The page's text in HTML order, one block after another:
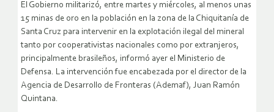
El Gobierno militarizó, entre martes y miércoles, al menos unas
15 minas de oro en la población en la zona de la Chiquitanía de
Santa Cruz para intervenir en la explotación ilegal del mineral
tanto por cooperativistas nacionales como por extranjeros,
principalmente brasileños, informó ayer el Ministerio de
Defensa. La intervención fue encabezada por el director de la
Agencia de Desarrollo de Fronteras (Ademaf), Juan Ramón
Quintana.